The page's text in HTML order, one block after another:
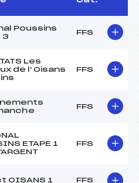
Poussins
3
FFS
Les
de l' Oisans
FFS
FFS
ETAPE 1
FFS
OISANS 1 FFS